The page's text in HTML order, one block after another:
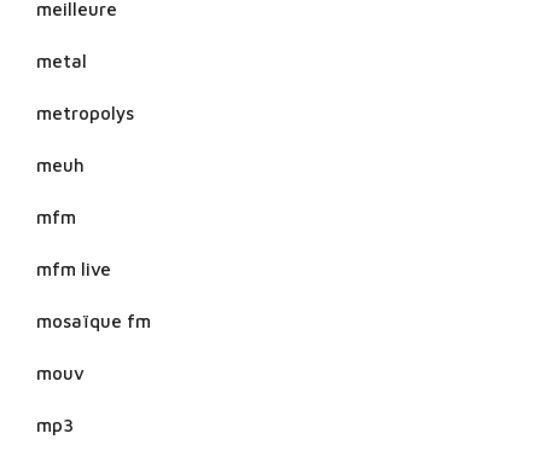
meilleure
metal
metropolys
meuh
mfm
mfm live
mosaïque fm
mouv
mp3